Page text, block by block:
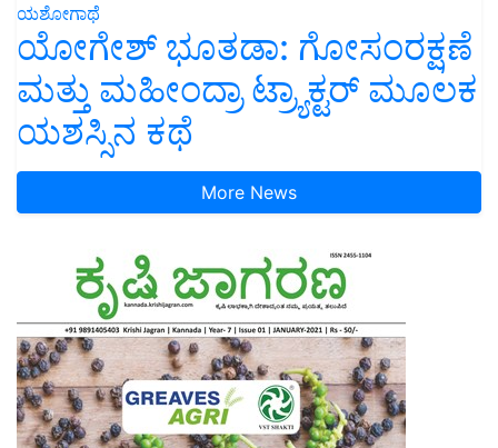
ಯಶೋಗಾಥೆ
ಯೋಗೇಶ್ ಭೂತಡಾ: ಗೋಸಂರಕ್ಷಣೆ
ಮತ್ತು ಮಹೀಂದ್ರಾ ಟ್ರ್ಯಾಕ್ಟರ್ ಮೂಲಕ
ಯಶಸ್ಸಿನ ಕಥೆ
More News